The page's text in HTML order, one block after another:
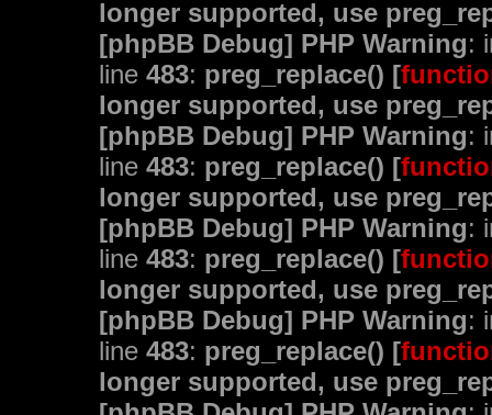
longer supported, use
[phpBB Debug] PHP Warning:
line 483: preg_replace() [
longer supported, use
[phpBB Debug] PHP Warning:
line 483: preg_replace() [
longer supported, use
[phpBB Debug] PHP Warning:
line 483: preg_replace() [
longer supported, use
[phpBB Debug] PHP Warning:
line 483: preg_replace() [
longer supported, use